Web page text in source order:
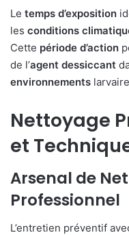
Le temps d’exposition
les conditions
Cette période d’action
de l’agent dessiccant
environnements
Nettoyage
et
Arsenal de
Professionnel
L’entretien préventif